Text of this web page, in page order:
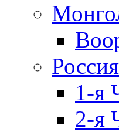
Россия
1-я
2-я